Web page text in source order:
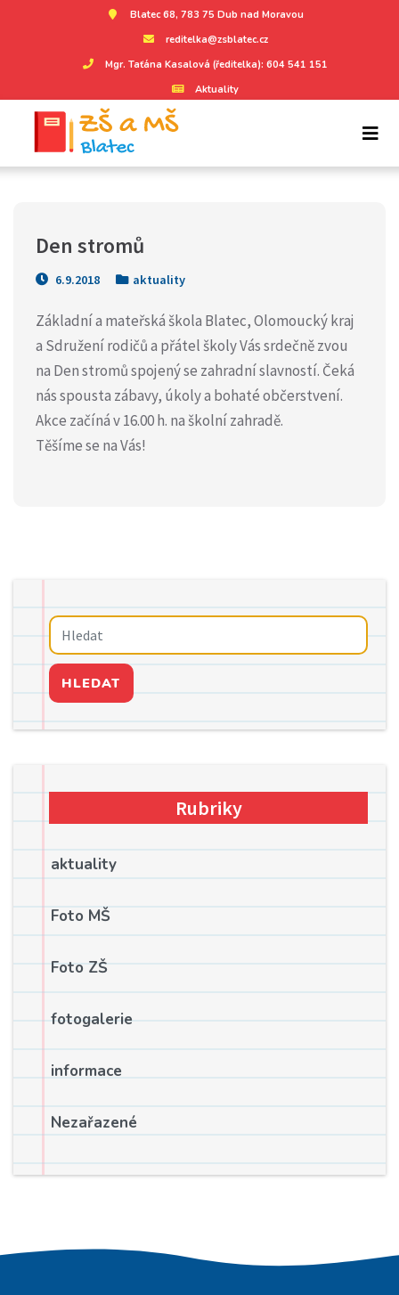
Blatec 68, 783 75 Dub nad Moravou
reditelka@zsblatec.cz
Mgr. Taťána Kasalová (ředitelka): 604 541 151
Aktuality
Den stromů
6.9.2018 aktuality
Základní a mateřská škola Blatec, Olomoucký kraj
a Sdružení rodičů a přátel školy Vás srdečně zvou
na Den stromů spojený se zahradní slavností. Čeká
nás spousta zábavy, úkoly a bohaté občerstvení.
Akce začíná v 16.00 h. na školní zahradě.
Těšíme se na Vás!
HLEDAT
Rubriky
aktuality
Foto MŠ
Foto ZŠ
fotogalerie
informace
Nezařazené